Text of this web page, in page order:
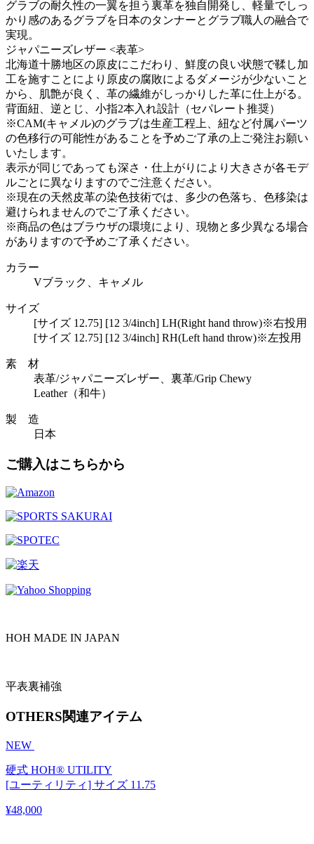
グラブの耐久性の一翼を担う裏革を独自開発し、軽量でしっ
かり感のあるグラブを日本のタンナーとグラブ職人の融合で
実現。
ジャパニーズレザー <表革>
北海道十勝地区の原皮にこだわり、鮮度の良い状態で鞣し加
工を施すことにより原皮の腐敗によるダメージが少ないこと
から、肌艶が良く、革の繊維がしっかりした革に仕上がる。
背面紐、逆とじ、小指2本入れ設計（セパレート推奨）
※CAM(キャメル)のグラブは生産工程上、紐など付属パーツ
の色移行の可能性があることを予めご了承の上ご発注お願い
いたします。
表示が同じであっても深さ・仕上がりにより大きさが各モデ
ルごとに異なりますのでご注意ください。
※現在の天然皮革の染色技術では、多少の色落ち、色移染は
避けられませんのでご了承ください。
※商品の色はブラウザの環境により、現物と多少異なる場合
がありますので予めご了承ください。
カラー
Vブラック、キャメル
サイズ
[サイズ 12.75] [12 3/4inch] LH(Right hand throw)※右投用
[サイズ 12.75] [12 3/4inch] RH(Left hand throw)※左投用
素 材
表革/ジャパニーズレザー、裏革/Grip Chewy
Leather（和牛）
製 造
日本
ご購入はこちらから
HOH MADE IN JAPAN
平表裏補強
OTHERS関連アイテム
NEW
硬式 HOH® UTILITY
[ユーティリティ] サイズ 11.75
¥48,000